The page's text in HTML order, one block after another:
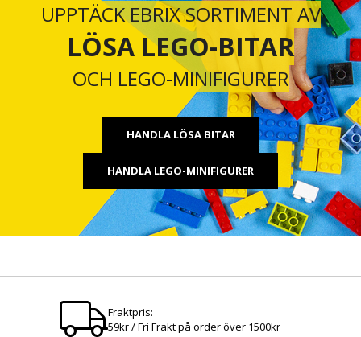
UPPTÄCK EBRIX SORTIMENT AV
LÖSA LEGO-BITAR
OCH LEGO-MINIFIGURER
HANDLA LÖSA BITAR
HANDLA LEGO-MINIFIGURER
Fraktpris:
59kr / Fri Frakt på order över 1500kr